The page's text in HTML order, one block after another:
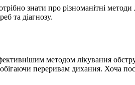
знати про різноманітні
та діагнозу.
методом лікування
переривам дихання. Хоча